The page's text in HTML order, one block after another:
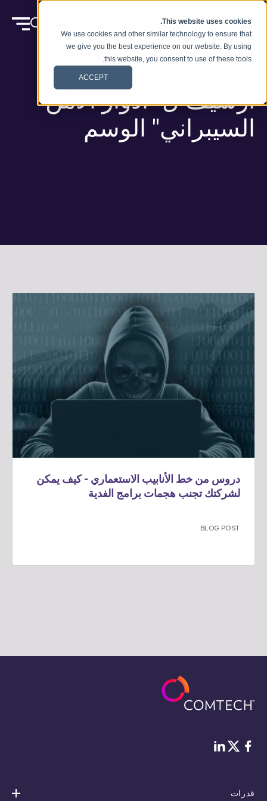
This website uses cookies.
We use cookies and other similar technology to ensure that
we give you the best experience on our website. By using
this website, you consent to use of these tools.
ACCEPT
انتقل إلى المحتوى
أرشيف ل "أدوار الأمن
السيبراني" الوسم
دروس من خط الأنابيب الاستعماري - كيف يمكن
لشركتك تجنب هجمات برامج الفدية
BLOG POST
فيس بوكTwitter
لينكد إن
قدرات